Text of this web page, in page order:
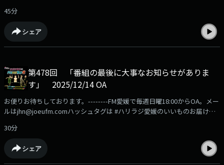
こちらからhttps://fmmarche.jp/?
utm_source=podcast&utm_medium=referral&utm_campaign=hariradi
45分
シェア
第478回 「番組の最後に大事なお知らせがありま
す」 2025/12/14 OA
お便りお待ちしております。--------FM愛媛で毎週日曜18:00からOA。メー
ルはjhn@joeufm.comハッシュタグは #ハリラジ愛媛のいいものお届け
https://fmmarche.jp/?
utm_source=podcast&utm_medium=referral&utm_campaign=hariradi
30分
シェア